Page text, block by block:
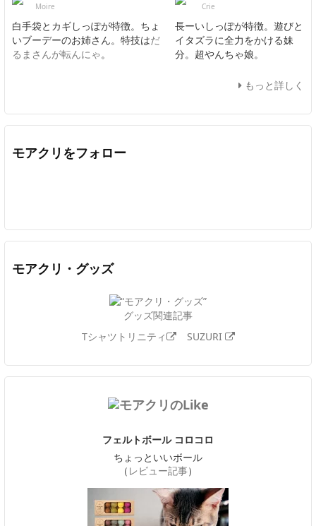
Moire
白手袋とカギしっぽが特徴。ちょ
いブーデーのお姉さん。特技はだ
るまさんが転んにゃ。
Crie
長ーいしっぽが特徴。遊びと
イタズラに全力をかける妹
分。超やんちゃ娘。
もっと詳しく
モアクリをフォロー
モアクリ・グッズ
グッズ関連記事
Tシャツトリニティ
SUZURI
フェルトボール コロコロ
ちょっといいボール
（ レビュー記事）